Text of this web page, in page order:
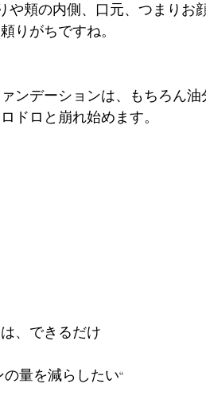
や頬の内側、口元、つまりお
りがちですね。
ンデーションは、もちろん
ドロと崩れ始めます。
、できるだけ
量を減らしたい“